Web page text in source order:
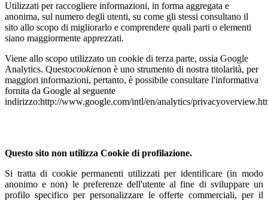
Utilizzati per raccogliere informazioni, in forma aggregata e
anonima, sul numero degli utenti, su come gli stessi consultano il
sito allo scopo di migliorarlo e comprendere quali parti o elementi
siano maggiormente apprezzati.
Viene allo scopo utilizzato un cookie di terza parte, ossia Google
Analytics. Questocookienon è uno strumento di nostra titolarità, per
maggiori informazioni, pertanto, è possibile consultare l'informativa
fornita da Google al seguente
indirizzo:http://www.google.com/intl/en/analytics/
Questo sito non utilizza Cookie di profilazione.
Si tratta di cookie permanenti utilizzati per identificare (in modo
anonimo e non) le preferenze dell'utente al fine di sviluppare un
profilo specifico per personalizzare le offerte commerciali, per il